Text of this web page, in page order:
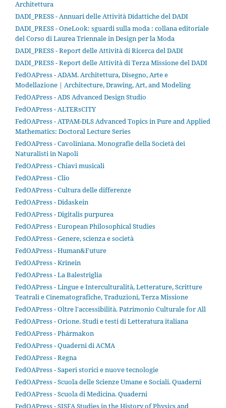
Architettura
DADI_PRESS - Annuari delle Attività Didattiche del DADI
DADI_PRESS - OneLook: sguardi sulla moda : collana editoriale
del Corso di Laurea Triennale in Design per la Moda
DADI_PRESS - Report delle Attività di Ricerca del DADI
DADI_PRESS - Report delle Attività di Terza Missione del DADI
FedOAPress - ADAM. Architettura, Disegno, Arte e
Modellazione | Architecture, Drawing, Art, and Modeling
FedOAPress - ADS Advanced Design Studio
FedOAPress - ALTERsCITY
FedOAPress - ATPAM-DLS Advanced Topics in Pure and Applied
Mathematics: Doctoral Lecture Series
FedOAPress - Cavoliniana. Monografie della Società dei
Naturalisti in Napoli
FedOAPress - Chiavi musicali
FedOAPress - Clio
FedOAPress - Cultura delle differenze
FedOAPress - Didaskein
FedOAPress - Digitalis purpurea
FedOAPress - European Philosophical Studies
FedOAPress - Genere, scienza e società
FedOAPress - Human&Future
FedOAPress - Krinein
FedOAPress - La Balestriglia
FedOAPress - Lingue e Interculturalità, Letterature, Scritture
Teatrali e Cinematografiche, Traduzioni, Terza Missione
FedOAPress - Oltre l'accessibilità. Patrimonio Culturale for All
FedOAPress - Orione. Studi e testi di Letteratura italiana
FedOAPress - Phármakon
FedOAPress - Quaderni di ACMA
FedOAPress - Regna
FedOAPress - Saperi storici e nuove tecnologie
FedOAPress - Scuola delle Scienze Umane e Sociali. Quaderni
FedOAPress - Scuola di Medicina. Quaderni